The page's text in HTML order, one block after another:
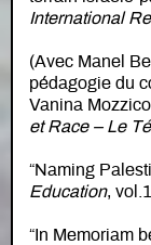
International
(Avec Manel
pédagogie du
Vanina
et Race – Le
“Naming
Education,
“In Memoriam